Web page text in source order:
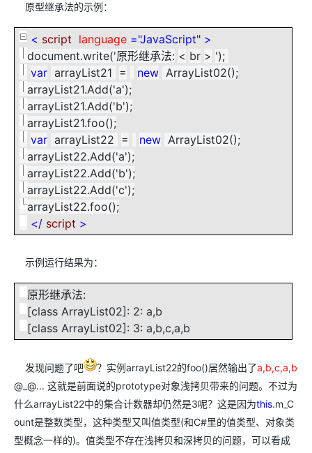
原型继承法的示例：
< script language ="JavaScript" >
document.write('原形继承法: < br > ');
var arrayList21 = new ArrayList02();
arrayList21.Add('a');
arrayList21.Add('b');
arrayList21.foo();
var arrayList22 = new ArrayList02();
arrayList22.Add('a');
arrayList22.Add('b');
arrayList22.Add('c');
arrayList22.foo();
</ script >
示例运行结果为：
原形继承法:
[class ArrayList02]: 2: a,b
[class ArrayList02]: 3: a,b,c,a,b
发现问题了吧 ？实例arrayList22的foo()居然输出了a,b,c,a,b
@_@... 这就是前面说的prototype对象浅拷贝带来的问题。不过为
什么arrayList22中的集合计数器却仍然是3呢？这是因为this.m_C
ount是整数类型，这种类型又叫值类型(和C#里的值类型、对象类
型概念一样的)。值类型不存在浅拷贝和深拷贝的问题，可以看成